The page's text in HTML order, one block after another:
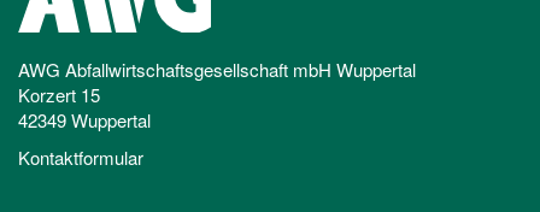
AWG Abfallwirtschaftsgesellschaft mbH Wuppertal
Korzert 15
42349 Wuppertal
Kontaktformular